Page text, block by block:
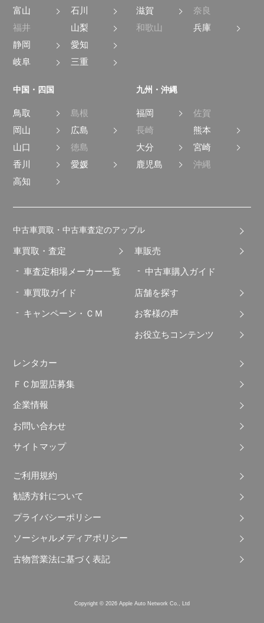
富山
石川
福井
山梨
静岡
愛知
岐阜
三重
滋賀
奈良
和歌山
兵庫
中国・四国
鳥取
島根
岡山
広島
山口
徳島
香川
愛媛
高知
九州・沖縄
福岡
佐賀
長崎
熊本
大分
宮崎
鹿児島
沖縄
中古車買取・中古車査定のアップル
車買取・査定
車査定相場メーカー一覧
車買取ガイド
キャンペーン・ＣＭ
車販売
中古車購入ガイド
店舗を探す
お客様の声
お役立ちコンテンツ
レンタカー
ＦＣ加盟店募集
企業情報
お問い合わせ
サイトマップ
ご利用規約
勧誘方針について
プライバシーポリシー
ソーシャルメディアポリシー
古物営業法に基づく表記
Copyright © 2026 Apple Auto Network Co., Ltd